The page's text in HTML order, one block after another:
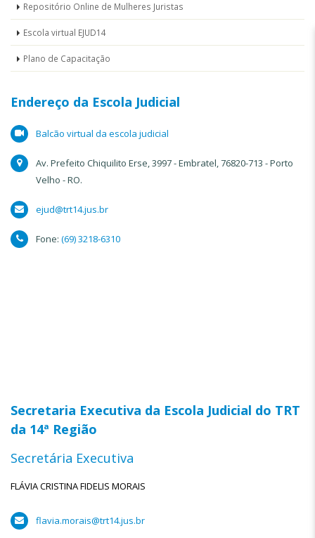
Repositório Online de Mulheres Juristas
Escola virtual EJUD14
Plano de Capacitação
Endereço da Escola Judicial
Balcão virtual da escola judicial
ㅤAv. Prefeito Chiquilito Erse, 3997 - Embratel, 76820-713 - Porto
Velho - RO.
ㅤejud@trt14.jus.br
Fone: (69) 3218-6310
Secretaria Executiva da Escola Judicial do TRT
da 14ª Região
Secretária Executiva
FLÁVIA CRISTINA FIDELIS MORAIS
flavia.morais@trt14.jus.br